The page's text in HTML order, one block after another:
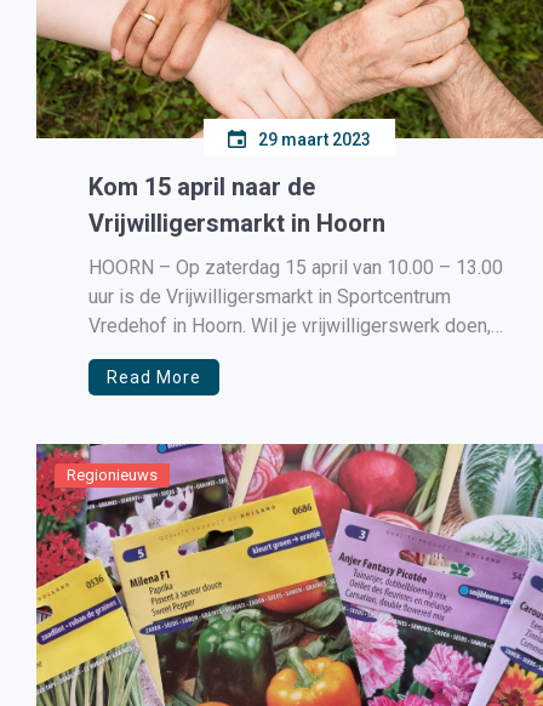
29 maart 2023
Kom 15 april naar de
Vrijwilligersmarkt in Hoorn
HOORN – Op zaterdag 15 april van 10.00 – 13.00
uur is de Vrijwilligersmarkt in Sportcentrum
Vredehof in Hoorn. Wil je vrijwilligerswerk doen,
maar weet je nog niet wat en waar? Laat je
inspireren door maar liefst 50 verschillende
Hoorn e.o.! Zoals Inloophuis Hoorn Inn de […]
Read More
Regionieuws